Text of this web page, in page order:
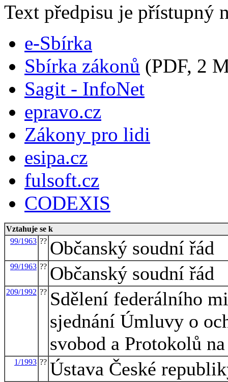
Text předpisu je přístupný
e-Sbírka
Sbírka zákonů (PDF, 2
Sagit - InfoNet
epravo.cz
Zákony pro lidi
esipa.cz
fulsoft.cz
CODEXIS
Vztahuje se k
99/1963 ?? Občanský soudní řád
99/1963 ?? Občanský soudní řád
209/1992 ?? Sdělení federálního
sjednání Úmluvy o
svobod a Protokolů
1/1993 ?? Ústava České